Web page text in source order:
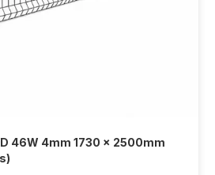
46W 4mm 1730 x 2500mm